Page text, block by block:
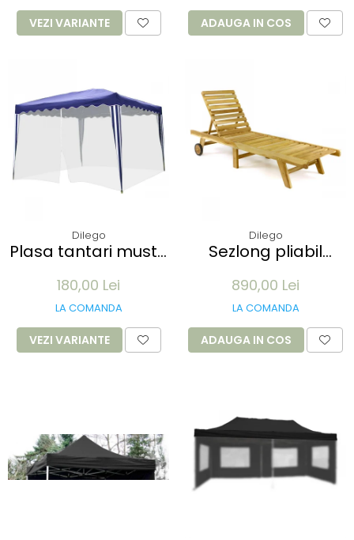
100 buc
VEZI VARIANTE ADAUGA IN COS
Dilego
Plasa tantari muste
- 12 m lungime -
culoare alb
180,00 Lei
LA COMANDA
VEZI VARIANTE
Dilego
Sezlong pliabil
TEAK 200x57x34 cm
- pliabil cu roti
890,00 Lei
LA COMANDA
ADAUGA IN COS